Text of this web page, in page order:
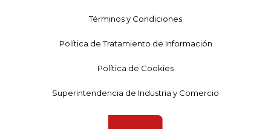
Términos y Condiciones
Política de Tratamiento de Información
Política de Cookies
Superintendencia de Industria y Comercio